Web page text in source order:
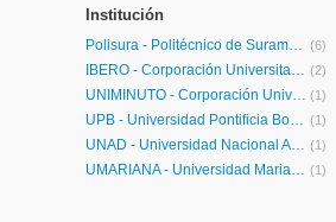
Institución
Polisura - Politécnico de Suramérica (6)
IBERO - Corporación Universitaria Iberoamericana (2)
UNIMINUTO - Corporación Universitaria Minuto de Dios (1)
UPB - Universidad Pontificia Bolivariana (1)
UNAD - Universidad Nacional Abierta y a Distancia (1)
UMARIANA - Universidad Mariana (1)